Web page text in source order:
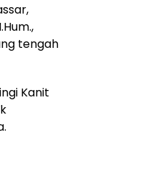
tengah
Kanit